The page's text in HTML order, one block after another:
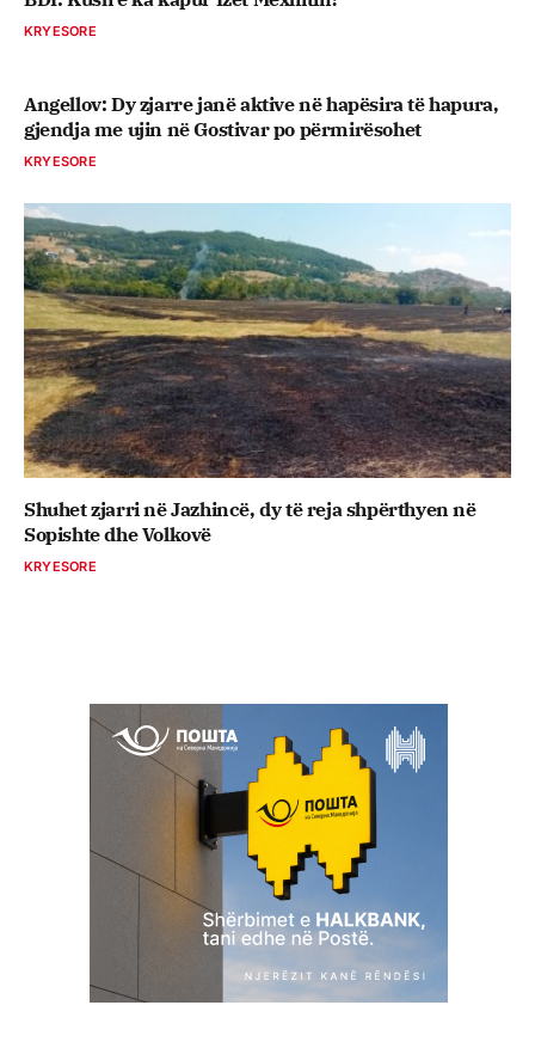
KRYESORE
Angellov: Dy zjarre janë aktive në hapësira të hapura,
gjendja me ujin në Gostivar po përmirësohet
KRYESORE
Shuhet zjarri në Jazhincë, dy të reja shpërthyen në
Sopishte dhe Volkovë
KRYESORE